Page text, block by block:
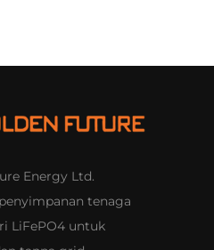
Energy Ltd.
tenaga
LiFePO4 untuk